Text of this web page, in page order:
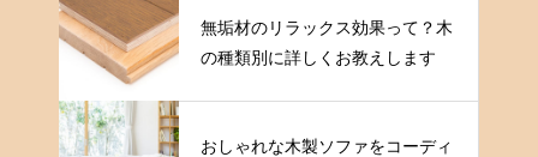
無垢材のリラックス効果って？木
の種類別に詳しくお教えします
おしゃれな木製ソファをコーディ